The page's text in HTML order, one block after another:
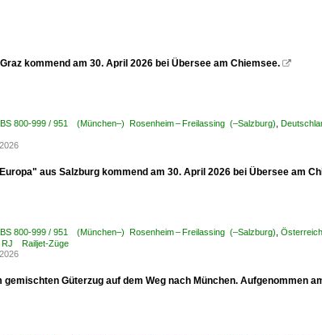
kommend am 30. April 2026 bei Übersee am Chiemsee. 
800-999 / 951 (München–) Rosenheim – Freilassing (–Salzburg)
aus Salzburg kommend am 30. April 2026 bei Übersee am
800-999 / 951 (München–) Rosenheim – Freilassing (–Salzburg)
RJ Railjet-Züge
gemischten Güterzug auf dem Weg nach München. Aufgenommen